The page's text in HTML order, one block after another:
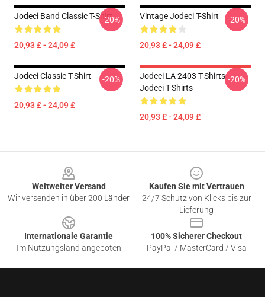
Jodeci Band Classic T-Shirt
20,93 £ - 24,09 £
-20% Vintage Jodeci T-Shirt
20,93 £ - 24,09 £
-20%
Jodeci Classic T-Shirt
20,93 £ - 24,09 £
-20%
Jodeci LA 2403 T-Shirts
Jodeci T-Shirts
20,93 £ - 24,09 £
-20%
Weltweiter Versand
Wir versenden in über 200 Länder
Kaufen Sie mit Vertrauen
24/7 Schutz von Klicks bis zur
Lieferung
Internationale Garantie
Im Nutzungsland angeboten
100% Sicherer Checkout
PayPal / MasterCard / Visa